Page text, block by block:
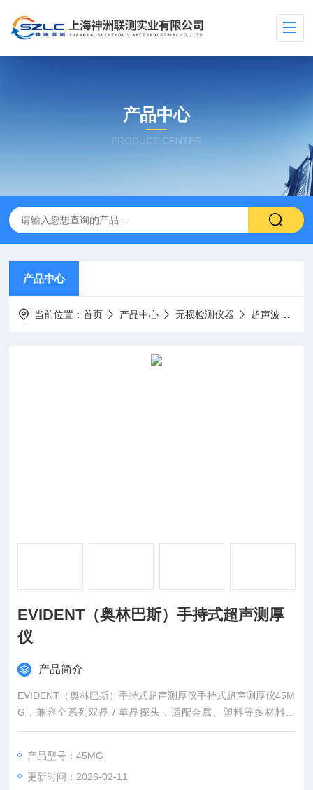
产品中心
PRODUCT CENTER
产品中心
当前位置：首页 产品中心 无损检测仪器 超声波测厚仪
EVIDENT（奥林巴斯）手持式超声测厚
仪
产品简介
EVIDENT（奥林巴斯）手持式超声测厚仪手持式超声测厚仪45M
G，兼容全系列双晶 / 单晶探头，适配金属、塑料等多材料测
厚。穿透涂层技术无需除漆，回波到回波功能精准测基材厚度。I
见，可选数据记录仪存 47.5 万读数，USB 导出数据。锂电续航
36 小时，广泛用于制造业、航空等领域无损检测。
产品型号：45MG
更新时间：2026-02-11